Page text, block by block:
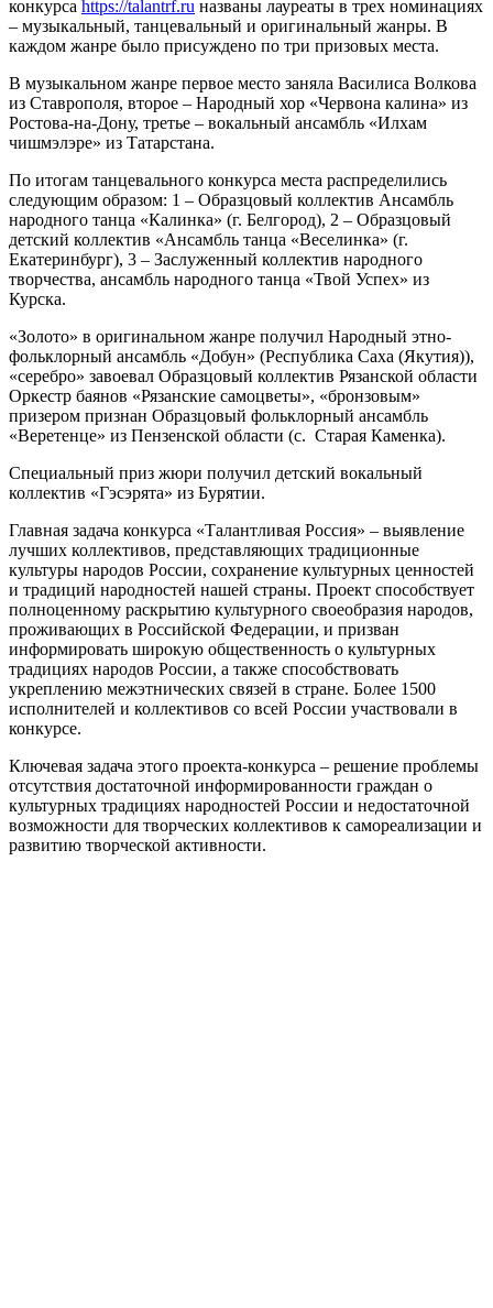
конкурса https://talantrf.ru названы лауреаты в трех номинациях
– музыкальный, танцевальный и оригинальный жанры. В
каждом жанре было присуждено по три призовых места.
В музыкальном жанре первое место заняла Василиса Волкова
из Ставрополя, второе – Народный хор «Червона калина» из
Ростова-на-Дону, третье – вокальный ансамбль «Илхам
чишмэлэре» из Татарстана.
По итогам танцевального конкурса места распределились
следующим образом: 1 – Образцовый коллектив Ансамбль
народного танца «Калинка» (г. Белгород), 2 – Образцовый
детский коллектив «Ансамбль танца «Веселинка» (г.
Екатеринбург), 3 – Заслуженный коллектив народного
творчества, ансамбль народного танца «Твой Успех» из
Курска.
«Золото» в оригинальном жанре получил Народный этно-
фольклорный ансамбль «Добун» (Республика Саха (Якутия)),
«серебро» завоевал Образцовый коллектив Рязанской области
Оркестр баянов «Рязанские самоцветы», «бронзовым»
призером признан Образцовый фольклорный ансамбль
«Веретенце» из Пензенской области (с. Старая Каменка).
Специальный приз жюри получил детский вокальный
коллектив «Гэсэрята» из Бурятии.
Главная задача конкурса «Талантливая Россия» – выявление
лучших коллективов, представляющих традиционные
культуры народов России, сохранение культурных ценностей
и традиций народностей нашей страны. Проект способствует
полноценному раскрытию культурного своеобразия народов,
проживающих в Российской Федерации, и призван
информировать широкую общественность о культурных
традициях народов России, а также способствовать
укреплению межэтнических связей в стране. Более 1500
исполнителей и коллективов со всей России участвовали в
конкурсе.
Ключевая задача этого проекта-конкурса – решение проблемы
отсутствия достаточной информированности граждан о
культурных традициях народностей России и недостаточной
возможности для творческих коллективов к самореализации и
развитию творческой активности.